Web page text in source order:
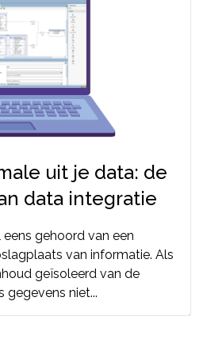
uit je data: de
data integratie
gehoord van een
van informatie. Als
geïsoleerd van de
gegevens niet...